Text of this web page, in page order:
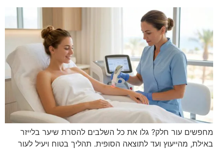
מחפשים עור חלק? גלו את כל השלבים להסרת שיער בלייזר
באילת, מהייעוץ ועד לתוצאה הסופית. תהליך בטוח ויעיל לעור